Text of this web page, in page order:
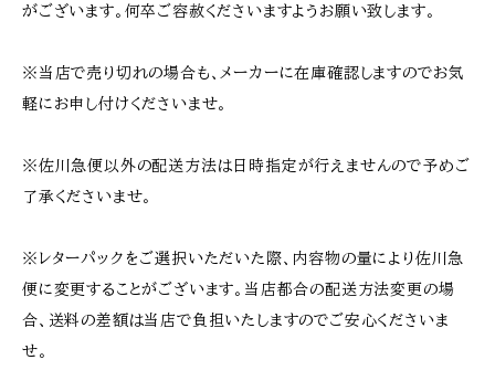
がございます。何卒ご容赦くださいますようお願い致します。
※当店で売り切れの場合も、メーカーに在庫確認しますのでお気
軽にお申し付けくださいませ。
※佐川急便以外の配送方法は日時指定が行えませんので予めご
了承くださいませ。
※レターパックをご選択いただいた際、内容物の量により佐川急
便に変更することがございます。当店都合の配送方法変更の場
合、送料の差額は当店で負担いたしますのでご安心くださいま
せ。